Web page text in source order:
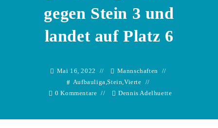
gegen Stein 3 und
landet auf Platz 6
Mai 16, 2022
Mannschaften
Aufbauliga,Stein,Vierte
0 Kommentare
Dennis Adelhuette